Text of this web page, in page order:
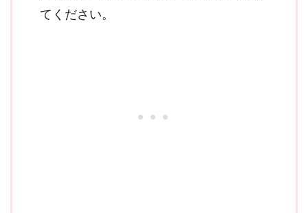
てください。